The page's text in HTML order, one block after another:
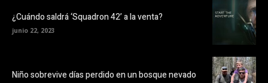
¿Cuándo saldrá ‘Squadron 42’ a la venta?
junio 22, 2023
Niño sobrevive días perdido en un bosque nevado